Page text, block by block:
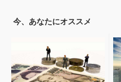
今、あなたにオススメ